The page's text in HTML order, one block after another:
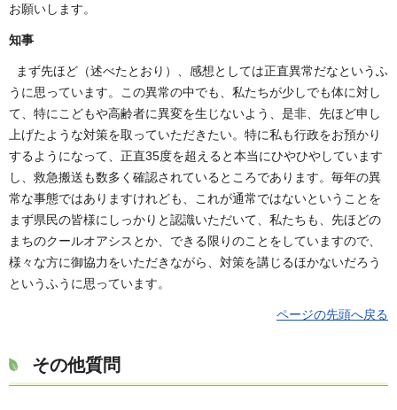
お願いします。
知事
まず先ほど（述べたとおり）、感想としては正直異常だなというふ
うに思っています。この異常の中でも、私たちが少しでも体に対し
て、特にこどもや高齢者に異変を生じないよう、是非、先ほど申し
上げたような対策を取っていただきたい。特に私も行政をお預かり
するようになって、正直35度を超えると本当にひやひやしています
し、救急搬送も数多く確認されているところであります。毎年の異
常な事態ではありますけれども、これが通常ではないということを
まず県民の皆様にしっかりと認識いただいて、私たちも、先ほどの
まちのクールオアシスとか、できる限りのことをしていますので、
様々な方に御協力をいただきながら、対策を講じるほかないだろう
というふうに思っています。
ページの先頭へ戻る
その他質問